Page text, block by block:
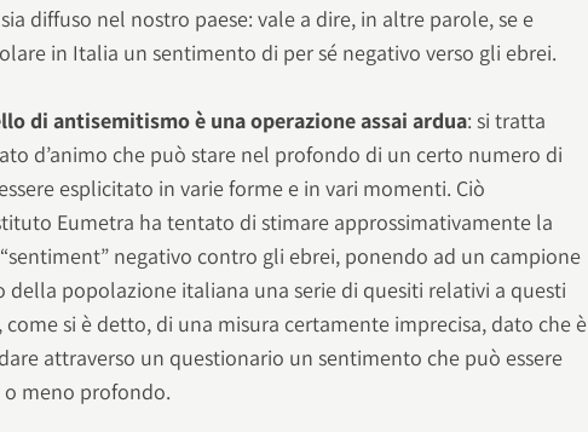
diffuso nel nostro paese: vale a dire, in altre parole, se e
in Italia un sentimento di per sé negativo verso gli ebrei.
di antisemitismo è una operazione assai ardua: si tratta
d’animo che può stare nel profondo di un certo numero di
esplicitato in varie forme e in vari momenti. Ciò
Eumetra ha tentato di stimare approssimativamente la
negativo contro gli ebrei, ponendo ad un campione
della popolazione italiana una serie di quesiti relativi a questi
si è detto, di una misura certamente imprecisa, dato che è
attraverso un questionario un sentimento che può essere
meno profondo.